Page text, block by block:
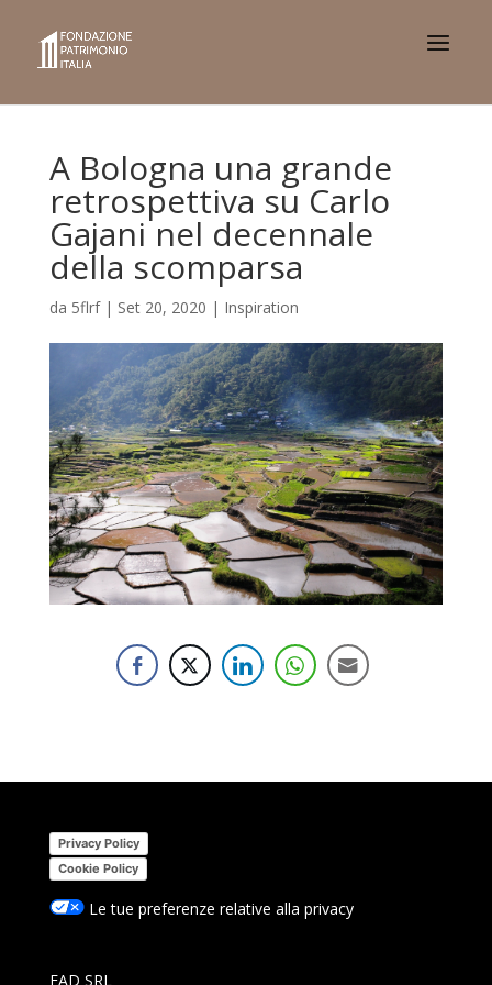
A Bologna una grande
retrospettiva su Carlo
Gajani nel decennale
della scomparsa
da 5flrf| Set 20, 2020 | Inspiration
Privacy Policy
Cookie Policy
Le tue preferenze relative alla privacy
FAD SRL